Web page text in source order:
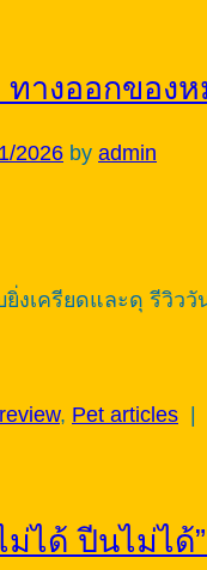
างออกของห
2026 by admin
งเครียดและดุ รีวิว
, Pet articles
ม่ได้ ปีนไม่